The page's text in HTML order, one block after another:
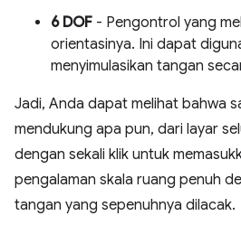
6 DOF - Pengontrol yang
orientasinya. Ini dapat
menyimulasikan tangan
Jadi, Anda dapat melihat bahwa
mendukung apa pun, dari layar
dengan sekali klik untuk
pengalaman skala ruang penuh
tangan yang sepenuhnya dilacak.